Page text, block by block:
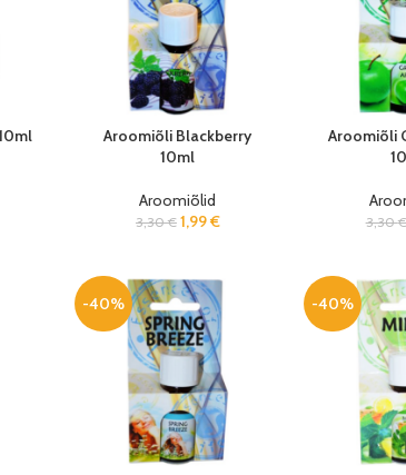
Aroomiõli Blackberry
10ml
Aroomiõlid
3,30€ 1,99€
Aroomiõli
3,30€
-40% -40%